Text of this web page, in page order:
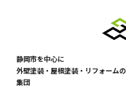
静岡市を中心に
外壁塗装・屋根塗装・リフォーム
集団